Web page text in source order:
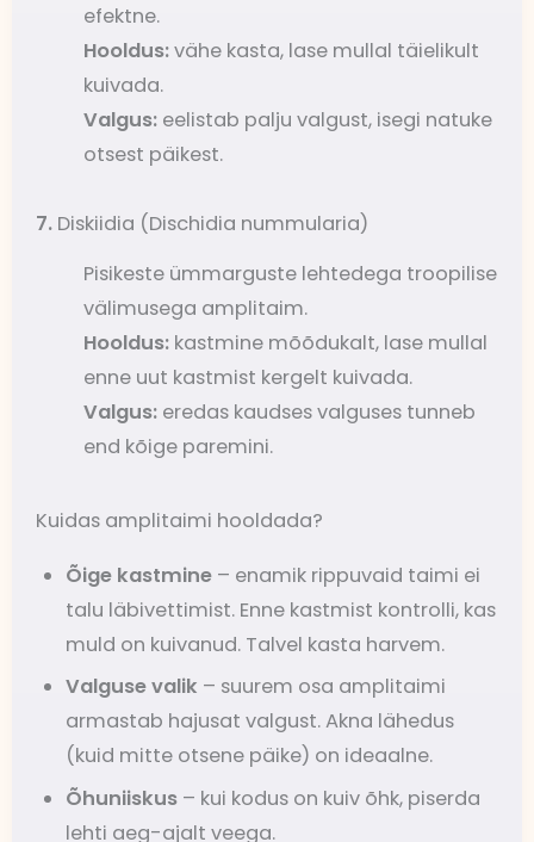
efektne.
Hooldus:vähe kasta, lase mullal täielikult
kuivada.
Valgus: eelistab palju valgust, isegi natuke
otsest päikest.
7. Diskiidia (Dischidia nummularia)
Pisikeste ümmarguste lehtedega troopilise
välimusega amplitaim.
Hooldus: kastmine mõõdukalt, lase mullal
enne uut kastmist kergelt kuivada.
Valgus: eredas kaudses valguses tunneb
end kõige paremini.
Kuidas amplitaimi hooldada?
Õige kastmine – enamik rippuvaid taimi ei
talu läbivettimist. Enne kastmist kontrolli, kas
muld on kuivanud. Talvel kasta harvem.
Valguse valik – suurem osa amplitaimi
armastab hajusat valgust. Akna lähedus
(kuid mitte otsene päike) on ideaalne.
Õhuniiskus – kui kodus on kuiv õhk, piserda
lehti aeg-ajalt veega.